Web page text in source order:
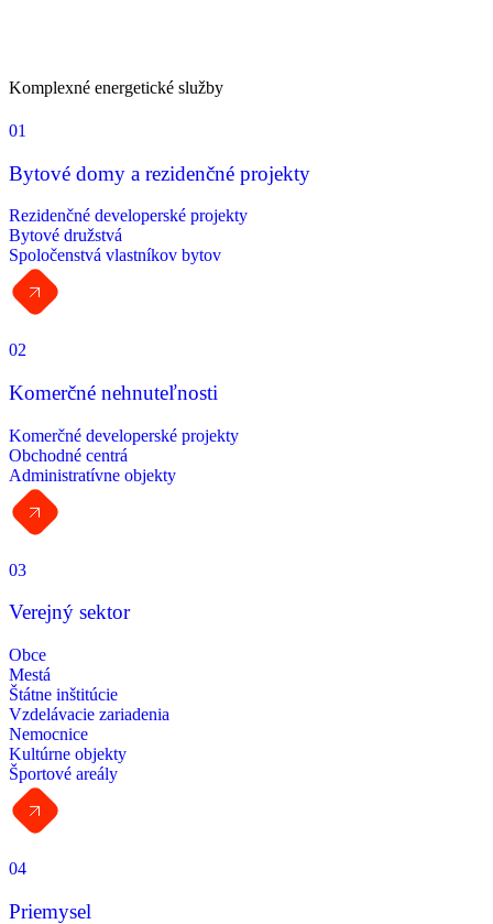
Komplexné energetické služby
01
Bytové domy a rezidenčné projekty
Rezidenčné developerské projekty
Bytové družstvá
Spoločenstvá vlastníkov bytov
02
Komerčné nehnuteľnosti
Komerčné developerské projekty
Obchodné centrá
Administratívne objekty
03
Verejný sektor
Obce
Mestá
Štátne inštitúcie
Vzdelávacie zariadenia
Nemocnice
Kultúrne objekty
Športové areály
04
Priemysel